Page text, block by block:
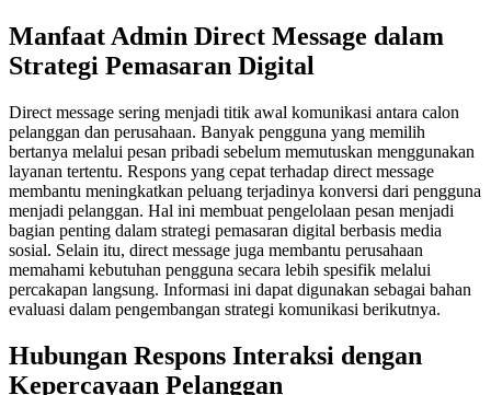
Manfaat Admin Direct Message dalam
Strategi Pemasaran Digital
Direct message sering menjadi titik awal komunikasi antara calon
pelanggan dan perusahaan. Banyak pengguna yang memilih
bertanya melalui pesan pribadi sebelum memutuskan menggunakan
layanan tertentu. Respons yang cepat terhadap direct message
membantu meningkatkan peluang terjadinya konversi dari pengguna
menjadi pelanggan. Hal ini membuat pengelolaan pesan menjadi
bagian penting dalam strategi pemasaran digital berbasis media
sosial. Selain itu, direct message juga membantu perusahaan
memahami kebutuhan pengguna secara lebih spesifik melalui
percakapan langsung. Informasi ini dapat digunakan sebagai bahan
evaluasi dalam pengembangan strategi komunikasi berikutnya.
Hubungan Respons Interaksi dengan
Kepercayaan Pelanggan